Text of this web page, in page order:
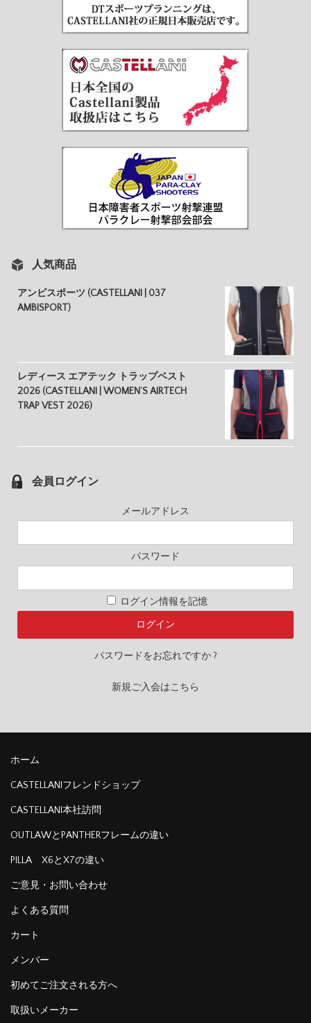
人気商品
アンビスポーツ (CASTELLANI | 037
AMBISPORT)
レディース エアテック トラップベスト
2026 (CASTELLANI | WOMEN’S AIRTECH
TRAP VEST 2026)
会員ログイン
メールアドレス
パスワード
ログイン情報を記憶
パスワードをお忘れですか ?
新規ご入会はこちら
ホーム
CASTELLANIフレンドショップ
CASTELLANI本社訪問
OUTLAWとPANTHERフレームの違い
PILLA X6とX7の違い
ご意見・お問い合わせ
よくある質問
カート
メンバー
初めてご注文される方へ
取扱いメーカー